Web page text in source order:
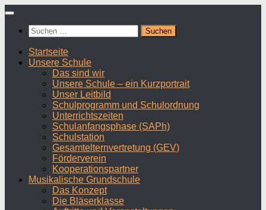
Zum
springenSuchen
nach:
Startseite
Unsere Schule
Das sind wir
Unsere Schule – ein Kurzportrait
Unser Leitbild
Schulprogramm und Schulordnung
Unterrichtszeiten
Schulanfangsphase (SAPh)
Schulstation
Gesamtelternvertretung (GEV)
Förderverein
Kooperationspartner
Musikalische Grundschule
Das Konzept
Die Bläserklasse